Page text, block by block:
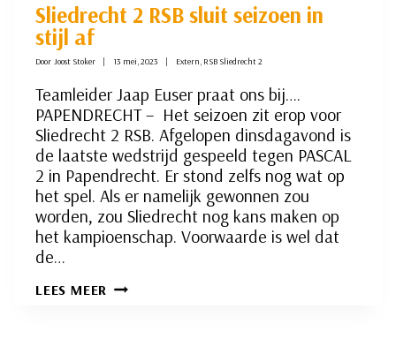
Sliedrecht 2 RSB sluit seizoen in
stijl af
Door Joost Stoker 13 mei, 2023 Extern, RSB Sliedrecht 2
Teamleider Jaap Euser praat ons bij….
PAPENDRECHT – Het seizoen zit erop voor
Sliedrecht 2 RSB. Afgelopen dinsdagavond is
de laatste wedstrijd gespeeld tegen PASCAL
2 in Papendrecht. Er stond zelfs nog wat op
het spel. Als er namelijk gewonnen zou
worden, zou Sliedrecht nog kans maken op
het kampioenschap. Voorwaarde is wel dat
de…
LEES MEER SLIEDRECHT